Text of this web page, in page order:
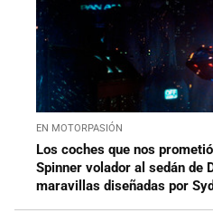
EN MOTORPASIÓN
Los coches que nos prometió
Spinner volador al sedán de
maravillas diseñadas por